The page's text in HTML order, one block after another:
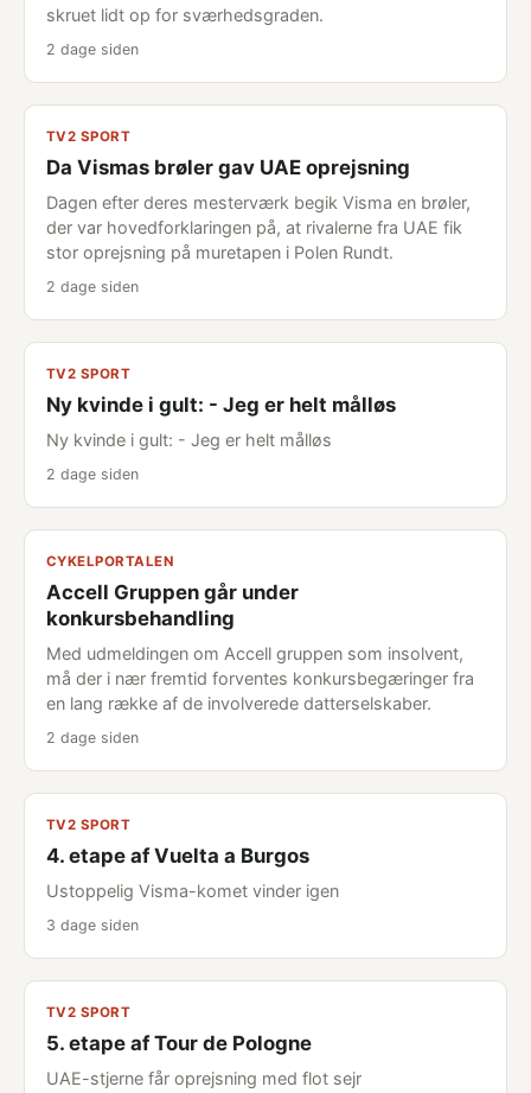
skruet lidt op for sværhedsgraden.
2 dage siden
TV2 SPORT
Da Vismas brøler gav UAE oprejsning
Dagen efter deres mesterværk begik Visma en brøler,
der var hovedforklaringen på, at rivalerne fra UAE fik
stor oprejsning på muretapen i Polen Rundt.
2 dage siden
TV2 SPORT
Ny kvinde i gult: - Jeg er helt målløs
Ny kvinde i gult: - Jeg er helt målløs
2 dage siden
CYKELPORTALEN
Accell Gruppen går under
konkursbehandling
Med udmeldingen om Accell gruppen som insolvent,
må der i nær fremtid forventes konkursbegæringer fra
en lang række af de involverede datterselskaber.
2 dage siden
TV2 SPORT
4. etape af Vuelta a Burgos
Ustoppelig Visma-komet vinder igen
3 dage siden
TV2 SPORT
5. etape af Tour de Pologne
UAE-stjerne får oprejsning med flot sejr